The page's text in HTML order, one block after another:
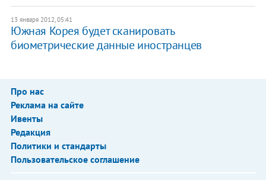
13 января 2012, 05:41
Южная Корея будет сканировать
биометрические данные иностранцев
Про нас
Реклама на сайте
Ивенты
Редакция
Политики и стандарты
Пользовательское соглашение